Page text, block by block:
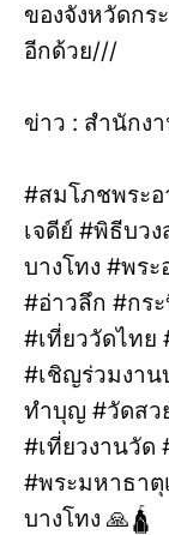
ของจังหวัดกร
อีกด้วย///
ข่าว : สำนักง
#สมโภชพระ
เจดีย์ #พิธีบว
บางโทง #พร
#อ่าวลึก #กร
#เที่ยววัดไท
#เชิญร่วมงา
ทำบุญ #วัดสว
#เที่ยวงานวั
#พระมหาธา
บางโทง 🙏🛕